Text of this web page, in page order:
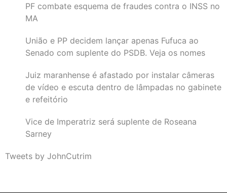
PF combate esquema de fraudes contra o INSS no
MA
União e PP decidem lançar apenas Fufuca ao
Senado com suplente do PSDB. Veja os nomes
Juiz maranhense é afastado por instalar câmeras
de vídeo e escuta dentro de lâmpadas no gabinete
e refeitório
Vice de Imperatriz será suplente de Roseana
Sarney
Tweets by JohnCutrim